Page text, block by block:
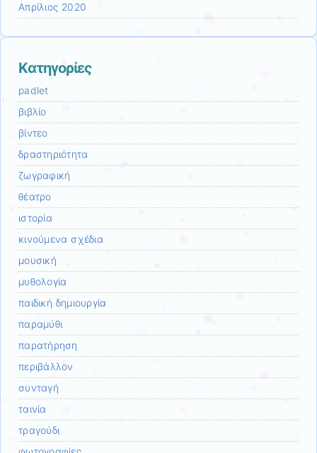
Απρίλιος 2020
Kατηγορίες
padlet
βιβλίο
βίντεο
δραστηριότητα
ζωγραφική
θέατρο
ιστορία
κινούμενα σχέδια
μουσική
μυθολογία
παιδική δημιουργία
παραμύθι
παρατήρηση
περιβάλλον
συνταγή
ταινία
τραγούδι